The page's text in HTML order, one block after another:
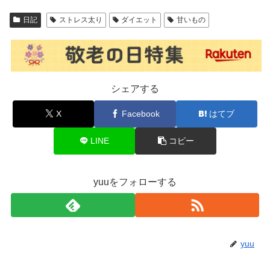
日記 ストレス太り ダイエット 甘いもの
シェアする
X Facebook はてブ
LINE コピー
yuuをフォローする
yuu